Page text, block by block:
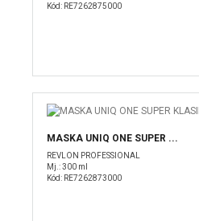
Kód: RE7262875000
MASKA UNIQ ONE SUPER ...
REVLON PROFESSIONAL
Mj.: 300 ml
Kód: RE7262873000